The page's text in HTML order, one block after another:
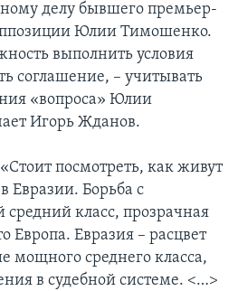
делу бывшего премьер-
Юлии Тимошенко.
выполнить условия
соглашение, – учитывать
«вопроса» Юлии
Игорь Жданов.
посмотреть, как живут
Евразии. Борьба с
класс, прозрачная
Европа. Евразия – расцвет
мощного среднего класса,
в судебной системе. <…>